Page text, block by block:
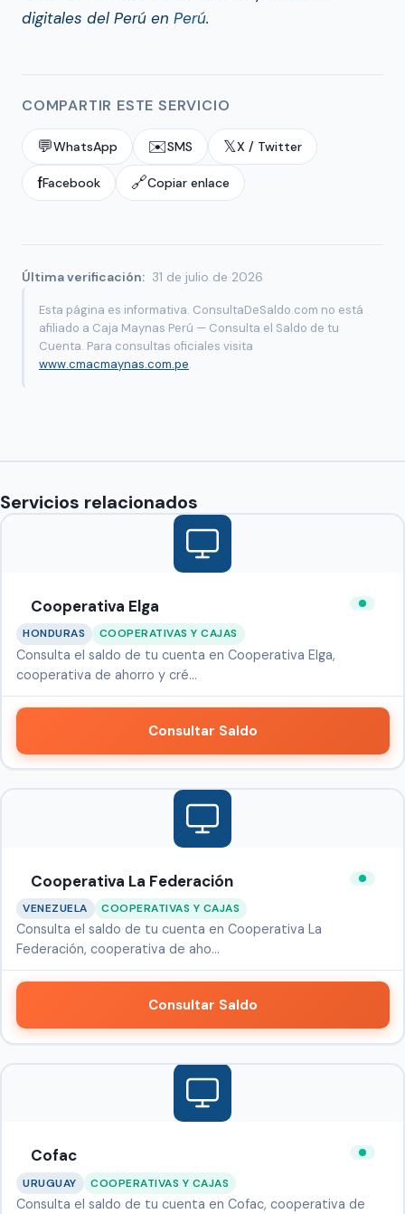
digitales del Perú en Perú.
COMPARTIR ESTE SERVICIO
💬WhatsApp ✉️SMS 𝕏X / Twitter
fFacebook 🔗Copiar enlace
Última verificación: 31 de julio de 2026
Esta página es informativa. ConsultaDeSaldo.com no está
afiliado a Caja Maynas Perú — Consulta el Saldo de tu
Cuenta. Para consultas oficiales visita
www.cmacmaynas.com.pe.
Servicios relacionados
Cooperativa Elga
HONDURAS COOPERATIVAS Y CAJAS
Consulta el saldo de tu cuenta en Cooperativa Elga,
cooperativa de ahorro y cré…
Consultar Saldo
Cooperativa La Federación
VENEZUELA COOPERATIVAS Y CAJAS
Consulta el saldo de tu cuenta en Cooperativa La
Federación, cooperativa de aho…
Consultar Saldo
Cofac
URUGUAY COOPERATIVAS Y CAJAS
Consulta el saldo de tu cuenta en Cofac, cooperativa de